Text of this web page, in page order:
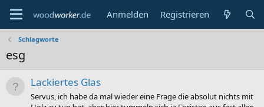
Anmelden Registrieren
Schlagworte
esg
Lackiertes Glas
Servus, ich habe da mal wieder eine Frage die absolut nichts mit